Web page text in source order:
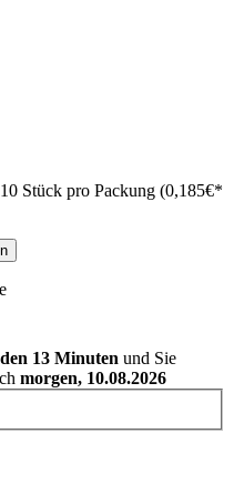
Stück pro Packung (0,185€*
13 Minuten und Sie
morgen, 10.08.2026